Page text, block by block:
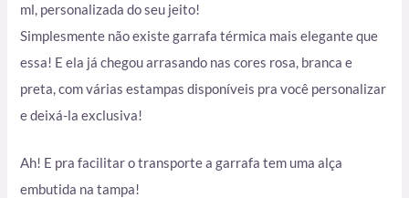
ml, personalizada do seu jeito!
Simplesmente não existe garrafa térmica mais elegante que
essa! E ela já chegou arrasando nas cores rosa, branca e
preta, com várias estampas disponíveis pra você personalizar
e deixá-la exclusiva!
Ah! E pra facilitar o transporte a garrafa tem uma alça
embutida na tampa!